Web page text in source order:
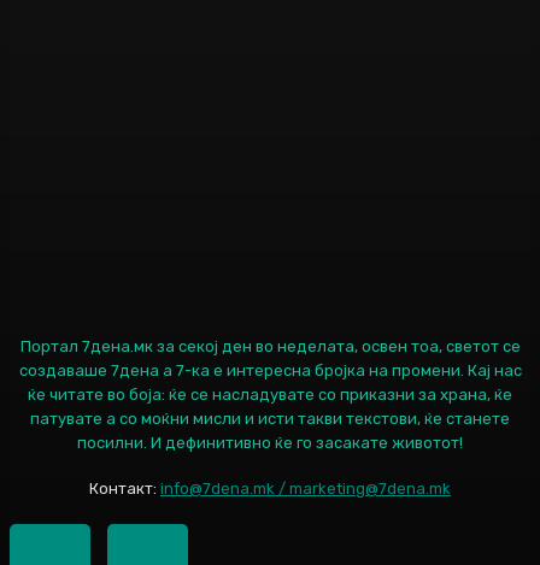
Портал 7дена.мк за секој ден во неделата, освен тоа, светот се
создаваше 7дена а 7-ка е интересна бројка на промени. Кај нас
ќе читате во боја: ќе се насладувате со приказни за храна, ќе
патувате а со моќни мисли и исти такви текстови, ќе станете
посилни. И дефинитивно ќе го засакате животот!
Контакт: info@7dena.mk / marketing@7dena.mk